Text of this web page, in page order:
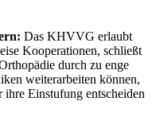
Das KHVVG erlaubt
Kooperationen, schließt
durch zu enge
weiterarbeiten können,
Einstufung entscheiden